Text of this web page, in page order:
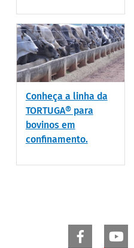
Conheça a linha da
TORTUGA® para
bovinos em
confinamento.